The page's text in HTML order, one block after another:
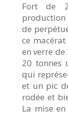
Fort de
production
de
ce
en verre
20 tonnes
qui
et un pic
rodée et
La mise